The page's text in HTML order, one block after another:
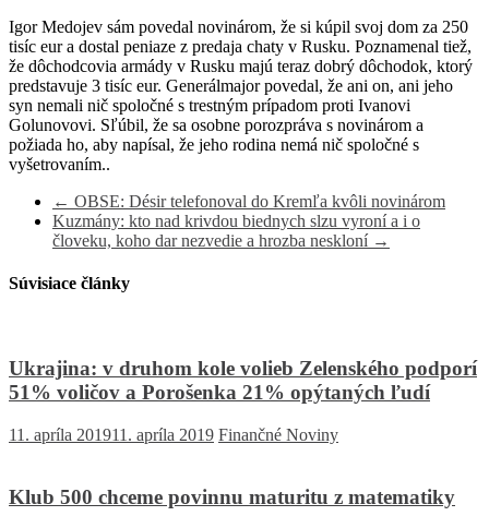
Igor Medojev sám povedal novinárom, že si kúpil svoj dom za 250
tisíc eur a dostal peniaze z predaja chaty v Rusku. Poznamenal tiež,
že dôchodcovia armády v Rusku majú teraz dobrý dôchodok, ktorý
predstavuje 3 tisíc eur. Generálmajor povedal, že ani on, ani jeho
syn nemali nič spoločné s trestným prípadom proti Ivanovi
Golunovovi. Sľúbil, že sa osobne porozpráva s novinárom a
požiada ho, aby napísal, že jeho rodina nemá nič spoločné s
vyšetrovaním..
← OBSE: Désir telefonoval do Kremľa kvôli novinárom
Kuzmány: kto nad krivdou biednych slzu vyroní a i o
človeku, koho dar nezvedie a hrozba neskloní →
Súvisiace články
Ukrajina: v druhom kole volieb Zelenského podporí
51% voličov a Porošenka 21% opýtaných ľudí
11. apríla 201911. apríla 2019 Finančné Noviny
Klub 500 chceme povinnu maturitu z matematiky